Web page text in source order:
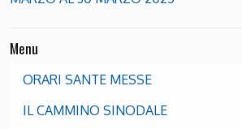
Menu
ORARI SANTE MESSE
IL CAMMINO SINODALE